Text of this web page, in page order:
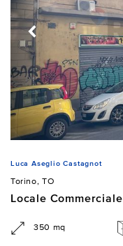
Luca Aseglio Castagnot
Torino, TO
Locale Commerciale
350 mq